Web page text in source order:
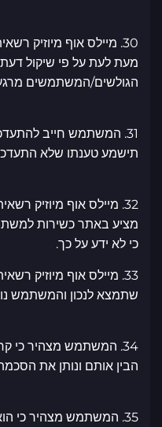
30. מיילס אוף מיוזיק
מעת לעת על פי שיקול
הגולשים/המשתמשים
31. המשתמש חייב
תישמע טענתו שלא
32. מיילס אוף מיוזיק
מציע באתר כשירות
כי לא ידע על כך.
33. מיילס אוף מיוזיק
שתמצא לנכון והמשתמש
34. המשתמש מצהיר כי
הבין אותם ונותן את
35. המשתמש מצהיר כי